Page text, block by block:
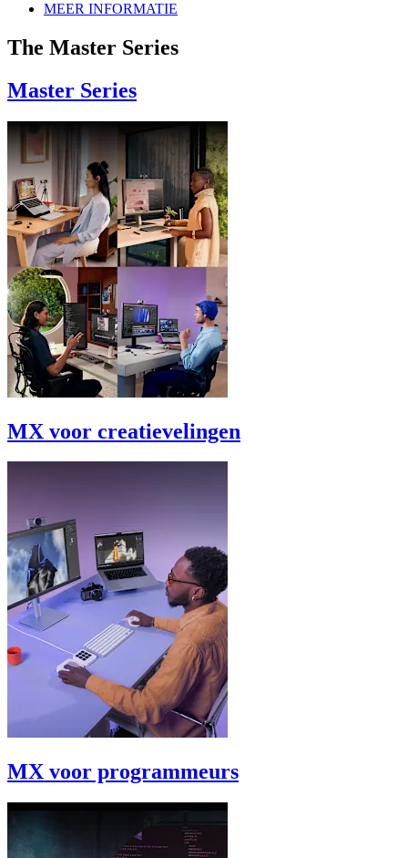
MEER INFORMATIE
The Master Series
Master Series
MX voor creatievelingen
MX voor programmeurs